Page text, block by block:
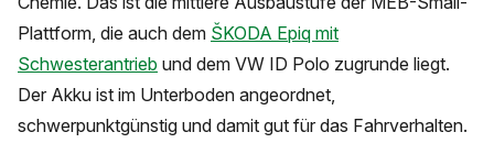
Plattform, die auch dem ŠKODA Epiq mit
Schwesterantrieb und dem VW ID Polo zugrunde liegt.
Der Akku ist im Unterboden angeordnet,
schwerpunktgünstig und damit gut für das Fahrverhalten.